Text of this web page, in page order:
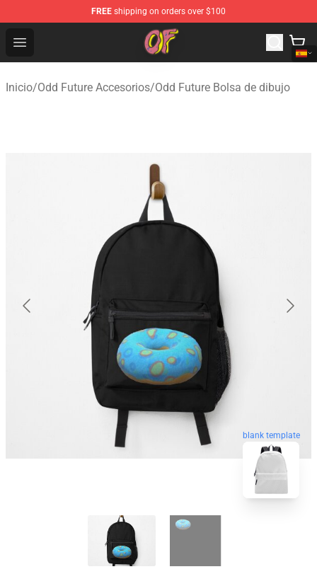
FREE shipping on orders over $100
Open menu
Odd Future Shop - Official Odd Future Merchandise Store
Inicio/Odd Future Accesorios/Odd Future Bolsa de dibujo
blank template